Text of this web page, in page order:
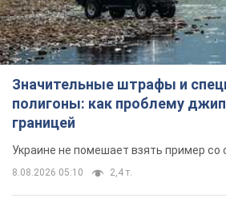
Значительные штрафы и
полигоны: как проблему
границей
Украине не помешает взять пример со
8.08.2026 05:10 2,4 т.